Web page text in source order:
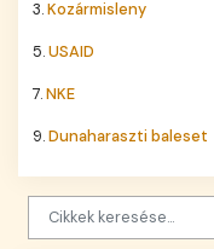
3.Kozármisleny
5.USAID
7.NKE
9.Dunaharaszti baleset